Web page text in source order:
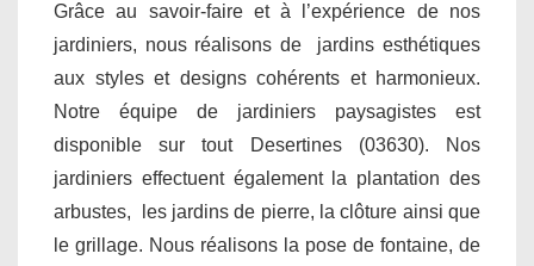
Grâce au savoir-faire et à l’expérience de nos
jardiniers, nous réalisons de jardins esthétiques
aux styles et designs cohérents et harmonieux.
Notre équipe de jardiniers paysagistes est
disponible sur tout Desertines (03630). Nos
jardiniers effectuent également la plantation des
arbustes, les jardins de pierre, la clôture ainsi que
le grillage. Nous réalisons la pose de fontaine, de